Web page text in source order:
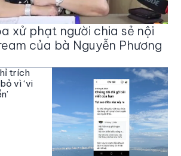
xử phạt người chia sẻ nội
của bà Nguyễn Phương
trích
vì ‘vi